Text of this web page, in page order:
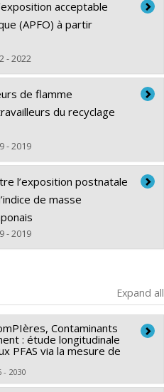
acceptable
(APFO) à partir
- 2022
de flamme
du recyclage
- 2019
l’exposition postnatale
de masse
- 2019
Expand all
Contaminants
: étude longitudinale
PFAS via la mesure de
2030